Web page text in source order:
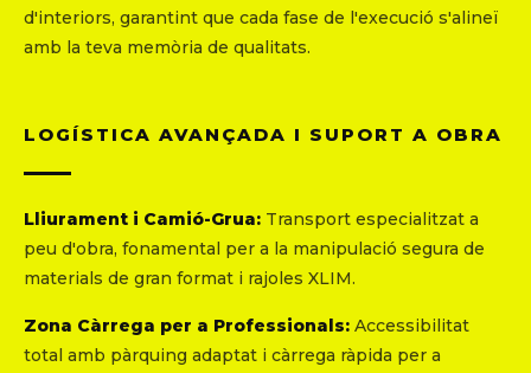
d'interiors, garantint que cada fase de l'execució s'alineï
amb la teva memòria de qualitats.
LOGÍSTICA AVANÇADA I SUPORT A OBRA
Lliurament i Camió-Grua: Transport especialitzat a
peu d'obra, fonamental per a la manipulació segura de
materials de gran format i rajoles XLIM.
Zona Càrrega per a Professionals: Accessibilitat
total amb pàrquing adaptat i càrrega ràpida per a